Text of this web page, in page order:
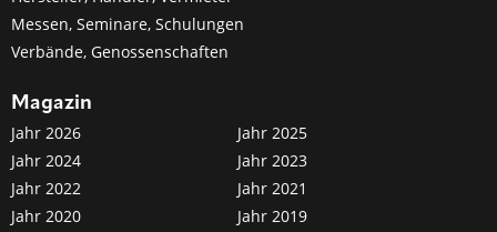
Messen, Seminare, Schulungen
Verbände, Genossenschaften
Magazin
Jahr 2026
Jahr 2025
Jahr 2024
Jahr 2023
Jahr 2022
Jahr 2021
Jahr 2020
Jahr 2019